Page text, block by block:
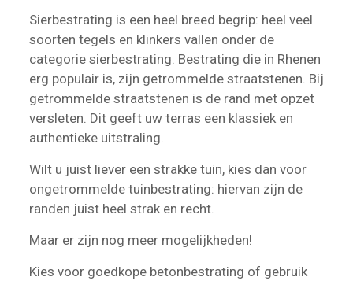
Sierbestrating is een heel breed begrip: heel veel
soorten tegels en klinkers vallen onder de
categorie sierbestrating. Bestrating die in Rhenen
erg populair is, zijn getrommelde straatstenen. Bij
getrommelde straatstenen is de rand met opzet
versleten. Dit geeft uw terras een klassiek en
authentieke uitstraling.
Wilt u juist liever een strakke tuin, kies dan voor
ongetrommelde tuinbestrating: hiervan zijn de
randen juist heel strak en recht.
Maar er zijn nog meer mogelijkheden!
Kies voor goedkope betonbestrating of gebruik